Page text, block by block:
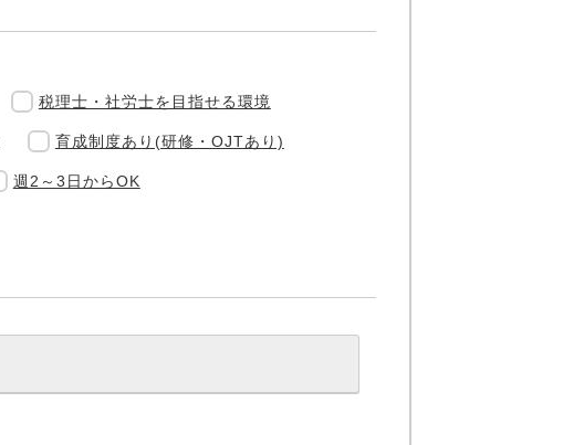
税理士・社労士を目指せる環境
育成制度あり(研修・OJTあり)
週2～3日からOK